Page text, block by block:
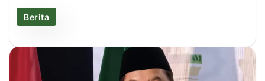
Berita